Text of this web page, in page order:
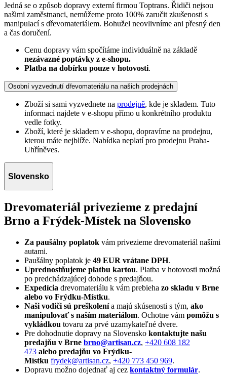
Jedná se o způsob dopravy externí firmou Toptrans. Řidiči nejsou
našimi zaměstnanci, nemůžeme proto 100% zaručit zkušenosti s
manipulací s dřevomateriálem. Bohužel neovlivníme ani přesný den
a čas doručení.
Cenu dopravy vám spočítáme individuálně na základě
nezávazné poptávky z e-shopu.
Platba na dobírku pouze v hotovosti.
Osobní vyzvednutí dřevomateriálu na našich prodejnách
Zboží si sami vyzvednete na prodejně, kde je skladem. Tuto
informaci najdete v e-shopu přímo u konkrétního produktu
vedle fotky.
Zboží, které je skladem v e-shopu, dopravíme na prodejnu,
kterou máte nejblíže. Nabídka neplatí pro prodejnu Praha-
Uhříněves.
Slovensko
Drevomateriál privezieme z predajní
Brno a Frýdek-Místek na Slovensko
Za paušálny poplatok vám privezieme drevomateriál našími
autami.
Paušálny poplatok je 49 EUR vrátane DPH.
Uprednostňujeme platbu kartou. Platba v hotovosti možná
po predchádzajúcej dohode s predajňou.
Expedícia drevomateriálu k vám prebieha zo skladu v Brne
alebo vo Frýdku-Místku.
Naši vodiči sú preškolenía majú skúsenosti s tým, ako
manipulovať s naším materiálom. Ochotne vám pomôžu s
vykládkou tovaru za prvé uzamykateľné dvere.
Pre dohodnutie dopravy na Slovensko kontaktujte našu
predajňu v Brne brno@artisan.cz, +420 608 182
473 alebo predajňu vo Frýdku-
Místku frydek@artisan.cz, +420 773 450 969.
Dopravu možno dojednať aj cez kontaktný formulár.